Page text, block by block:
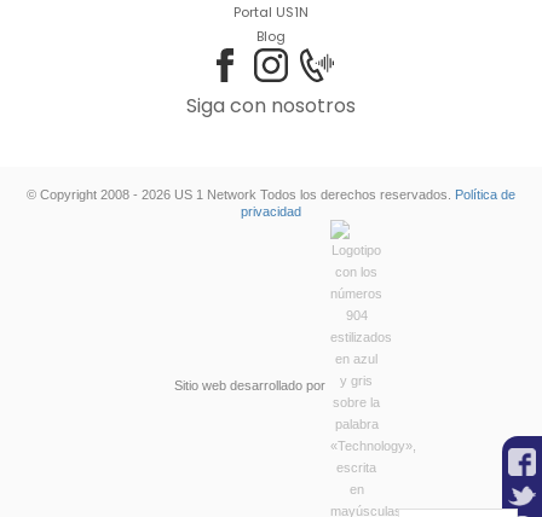
Portal US1N
Blog
Siga con nosotros
© Copyright 2008 - 2026 US 1 Network Todos los derechos reservados.
Política de
privacidad
Sitio web desarrollado por